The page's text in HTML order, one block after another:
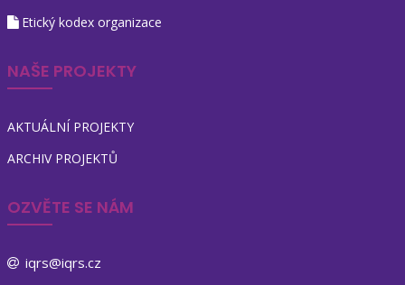
Etický kodex organizace
NAŠE PROJEKTY
AKTUÁLNÍ PROJEKTY
ARCHIV PROJEKTŮ
OZVĚTE SE NÁM
iqrs@iqrs.cz